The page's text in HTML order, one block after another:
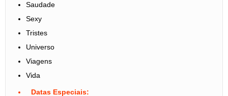
Saudade
Sexy
Tristes
Universo
Viagens
Vida
Datas Especiais: